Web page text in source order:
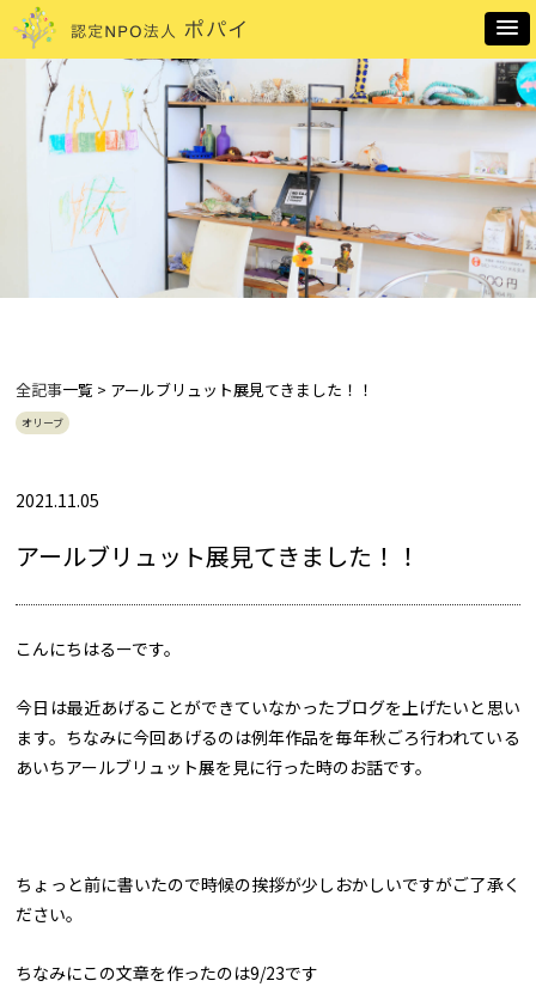
全記事一覧 > アールブリュット展見てきました！！
オリーブ
2021.11.05
アールブリュット展見てきました！！
こんにちはるーです。
今日は最近あげることができていなかったブログを上げたいと思い
ます。ちなみに今回あげるのは例年作品を毎年秋ごろ行われている
あいちアールブリュット展を見に行った時のお話です。
ちょっと前に書いたので時候の挨拶が少しおかしいですがご了承く
ださい。
ちなみにこの文章を作ったのは9/23です